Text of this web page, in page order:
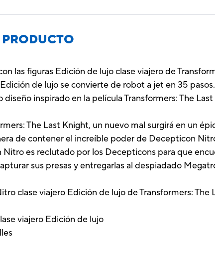
las figuras Edición de lujo clase viajero de
de lujo se convierte de robot a jet en 35
inspirado en la película Transformers: The
The Last Knight, un nuevo mal surgirá en un
de contener el increíble poder de Decepticon
es reclutado por los Decepticons para que
sus presas y entregarlas al despiadado
clase viajero Edición de lujo de Transformers: The
viajero Edición de lujo